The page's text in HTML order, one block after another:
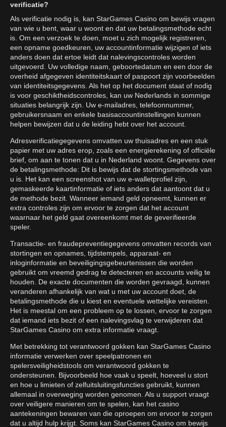
verificatie?
Als verificatie nodig is, kan StarGames Casino om bewijs vragen
van wie u bent, waar u woont en dat uw betalingsmethode echt
is. Om een verzoek te doen, moet u zich mogelijk registreren,
een opname goedkeuren, uw accountinformatie wijzigen of iets
anders doen dat ertoe leidt dat nalevingscontroles worden
uitgevoerd. Uw volledige naam, geboortedatum en een door de
overheid afgegeven identiteitskaart of paspoort zijn voorbeelden
van identiteitsgegevens. Als het op het document staat of nodig
is voor geschiktheidscontroles, kan uw Nederlands in sommige
situaties belangrijk zijn. Uw e-mailadres, telefoonnummer,
gebruikersnaam en enkele basisaccountinstellingen kunnen
helpen bewijzen dat u de leiding hebt over het account.
Adresverificatiegegevens omvatten uw thuisadres en een stuk
papier met uw adres erop, zoals een energierekening of officiële
brief, om aan te tonen dat u in Nederland woont. Gegevens over
de betalingsmethode: Dit is bewijs dat de stortingsmethode van
u is. Het kan een screenshot van uw e-walletprofiel zijn,
gemaskeerde kaartinformatie of iets anders dat aantoont dat u
de methode bezit. Wanneer iemand geld opneemt, kunnen er
extra controles zijn om ervoor te zorgen dat het account
waarnaar het geld gaat overeenkomt met de geverifieerde
speler.
Transactie- en fraudepreventiegegevens omvatten records van
stortingen en opnames, tijdstempels, apparaat- en
inloginformatie en beveiligingsgebeurtenissen die worden
gebruikt om vreemd gedrag te detecteren en accounts veilig te
houden. De exacte documenten die worden gevraagd, kunnen
veranderen afhankelijk van wat u met uw account doet, de
betalingsmethode die u kiest en eventuele wettelijke vereisten.
Het is meestal om een probleem op te lossen, ervoor te zorgen
dat iemand iets bezit of een nalevingsvlag te verwijderen dat
StarGames Casino om extra informatie vraagt.
Met betrekking tot verantwoord gokken kan StarGames Casino
informatie verwerken over speelpatronen en
spelersveiligheidstools om verantwoord gokken te
ondersteunen. Bijvoorbeeld hoe vaak u speelt, hoeveel u stort
en hoe u limieten of zelfuitsluitingsfuncties gebruikt, kunnen
allemaal in overweging worden genomen. Als u support vraagt
over veiligere manieren om te spelen, kan het casino
aantekeningen bewaren van die oproepen om ervoor te zorgen
dat u altijd hulp krijgt. Soms kan StarGames Casino om bewijs